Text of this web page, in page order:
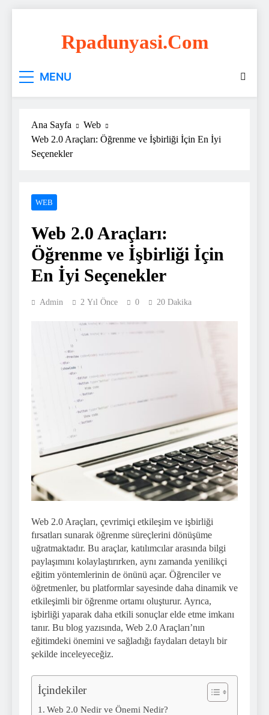
Rpadunyasi.com
Çözümleri!
MENU
Ana Sayfa
Web
Web 2.0 Araçları: Öğrenme ve İşbirliği İçin En İyi
Seçenekler
WEB
Web 2.0 Araçları:
Öğrenme ve İşbirliği İçin
En İyi Seçenekler
Admin 2 Yıl Önce 0 20 Dakika
Web 2.0 Araçları, çevrimiçi etkileşim ve işbirliği
fırsatları sunarak öğrenme süreçlerini dönüşüme
uğratmaktadır. Bu araçlar, katılımcılar arasında bilgi
paylaşımını kolaylaştırırken, aynı zamanda yenilikçi
eğitim yöntemlerinin de önünü açar. Öğrenciler ve
öğretmenler, bu platformlar sayesinde daha dinamik ve
etkileşimli bir öğrenme ortamı oluşturur. Ayrıca,
işbirliği yaparak daha etkili sonuçlar elde etme imkanı
tanır. Bu blog yazısında, Web 2.0 Araçları’nın
eğitimdeki önemini ve sağladığı faydaları detaylı bir
şekilde inceleyeceğiz.
İçindekiler
Web 2.0 Nedir ve Önemi Nedir?